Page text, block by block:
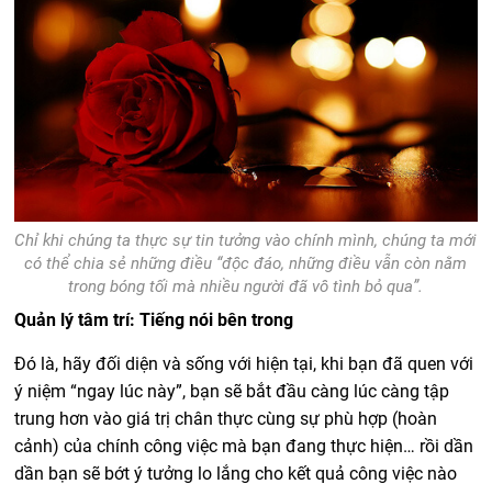
Chỉ khi chúng ta thực sự tin tưởng vào chính mình, chúng ta mới
có thể chia sẻ những điều “độc đáo, những điều vẫn còn nằm
trong bóng tối mà nhiều người đã vô tình bỏ qua”.
Quản lý tâm trí: Tiếng nói bên trong
Đó là, hãy đối diện và sống với hiện tại, khi bạn đã quen với
ý niệm “ngay lúc này”, bạn sẽ bắt đầu càng lúc càng tập
trung hơn vào giá trị chân thực cùng sự phù hợp (hoàn
cảnh) của chính công việc mà bạn đang thực hiện… rồi dần
dần bạn sẽ bớt ý tưởng lo lắng cho kết quả công việc nào